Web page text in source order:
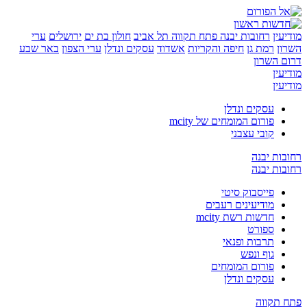
רחובות יבנהפתח תקווה תל אביב חולון בת ים ירושלים ערי
רמת גן חיפה והקריות אשדוד עסקים ונדלן ערי הצפון באר שבע
עסקים ונדלן
פורום המומחים של mcity
קובי עצבני
יבנה
יבנה
פייסבוק סיטי
מודיעינים רעבים
חדשות רשת mcity
ספורט
תרבות ופנאי
גוף ונפש
פורום המומחים
עסקים ונדלן